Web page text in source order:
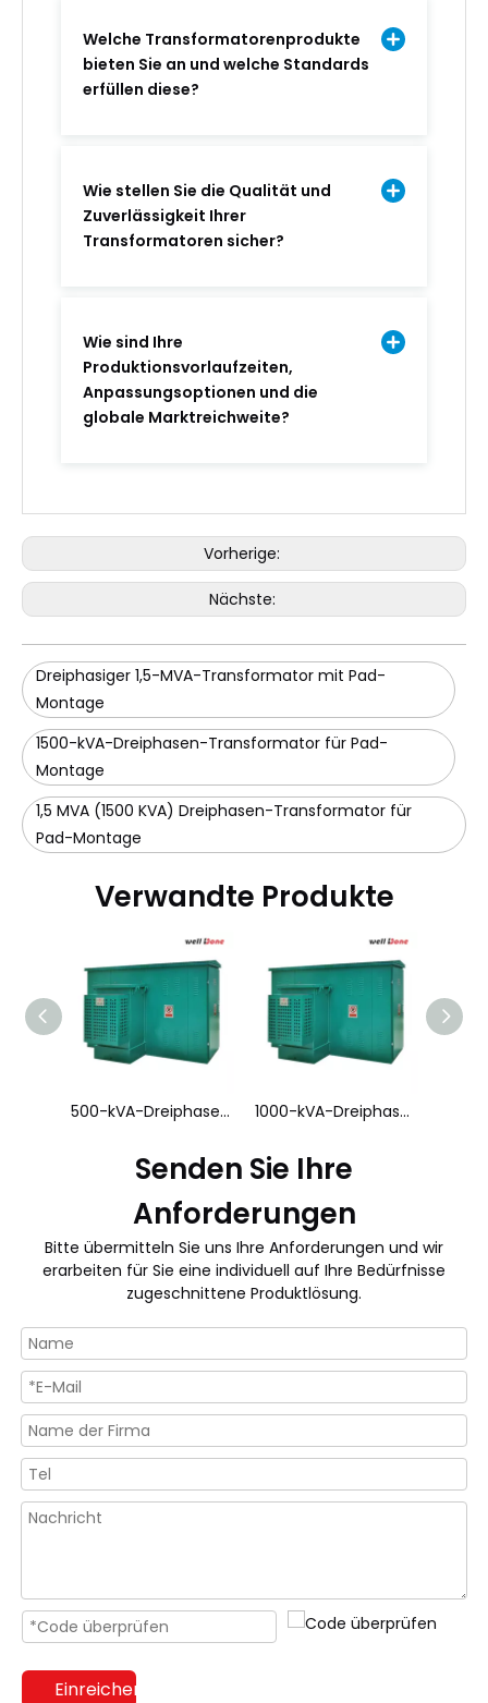
Welche Transformatorenprodukte
bieten Sie an und welche Standards
erfüllen diese?
Wie stellen Sie die Qualität und
Zuverlässigkeit Ihrer
Transformatoren sicher?
Wie sind Ihre
Produktionsvorlaufzeiten,
Anpassungsoptionen und die
globale Marktreichweite?
Vorherige:
Nächste:
Dreiphasiger 1,5-MVA-Transformator mit Pad-
Montage
1500-kVA-Dreiphasen-Transformator für Pad-
Montage
1,5 MVA (1500 KVA) Dreiphasen-Transformator für
Pad-Montage
Verwandte Produkte
500-kVA-Dreiphasen-Transformator für Pad-Montage 1000-kVA-Dreiphasen-Transformator für Pad-Montage
Senden Sie Ihre
Anforderungen
Bitte übermitteln Sie uns Ihre Anforderungen und wir
erarbeiten für Sie eine individuell auf Ihre Bedürfnisse
zugeschnittene Produktlösung.
Einreichen